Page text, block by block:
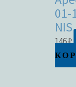
01-
NIS
146₽